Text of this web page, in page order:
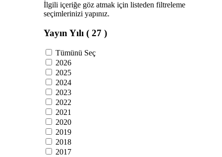
İlgili içeriğe göz atmak için listeden filtreleme
seçimlerinizi yapınız.
Yayın Yılı ( 27 )
Tümünü Seç
2026
2025
2024
2023
2022
2021
2020
2019
2018
2017